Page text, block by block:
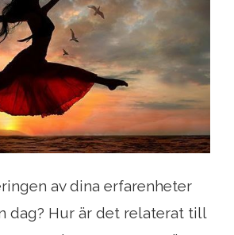
av dina erfarenheter
dag? Hur är det relaterat till